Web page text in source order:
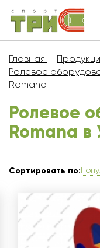
Главная
Ролевое
Romana
Ролевое
Romana в
Сортировать по: